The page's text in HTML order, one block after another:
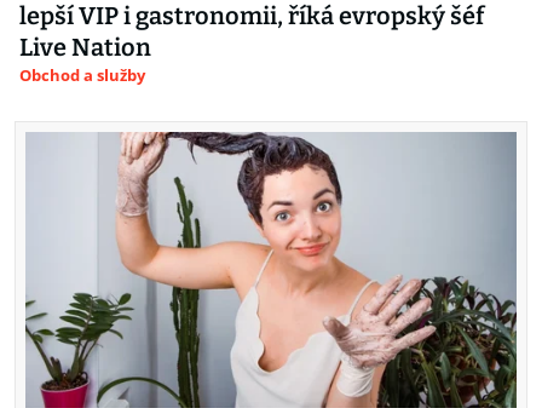
lepší VIP i gastronomii, říká evropský šéf
Live Nation
Obchod a služby